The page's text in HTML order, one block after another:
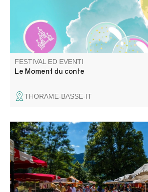
FESTIVAL ED EVENTI
Le Moment du conte
THORAME-BASSE-IT
Il mercato settimanale di Barrême si
mattina nella piazza della chiesa.